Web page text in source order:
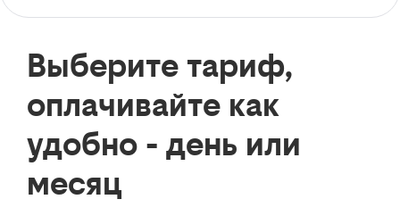
Выберите тариф,
оплачивайте как
удобно - день или
месяц